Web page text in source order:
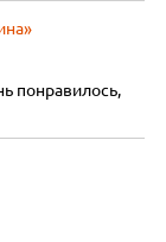
понравилось,